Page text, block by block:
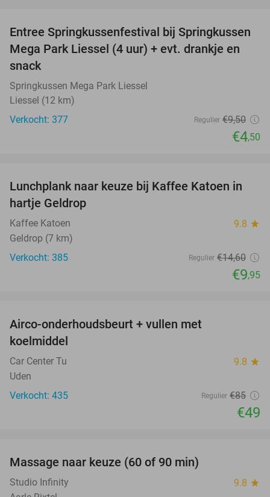
53%
Entree Springkussenfestival bij Springkussen
Mega Park Liessel (4 uur) + evt. drankje en
snack
Springkussen Mega Park Liessel
Liessel (12 km)
Verkocht: 377
Regulier €9,50
€4,50
32%
Lunchplank naar keuze bij Kaffee Katoen in
hartje Geldrop
Kaffee Katoen 9.8 star
Geldrop (7 km)
Verkocht: 385
Regulier €14,60
€9,95
Airco-onderhoudsbeurt + vullen met
koelmiddel
Car Center Tu 9.8 star
Uden
Verkocht: 435
Regulier €85
€49
Massage naar keuze (60 of 90 min)
Studio Infinity 9.8 star